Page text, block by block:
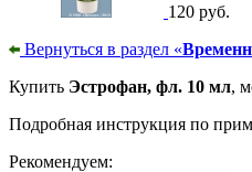
120 руб.
Вернуться в раздел «
Купить Эстрофан, фл. 10 мл,
Подробная инструкция по
Рекомендуем: